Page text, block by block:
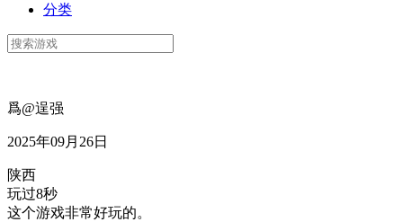
分类
爲@逞强
2025年09月26日
陕西
玩过8秒
这个游戏非常好玩的。